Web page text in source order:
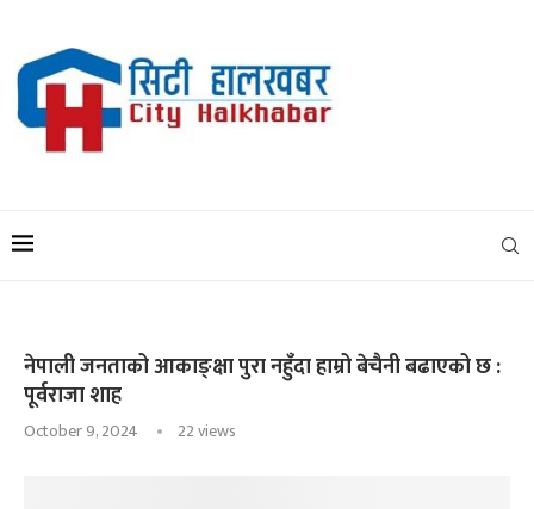
नेपाली जनताको आकाङ्क्षा पुरा नहुँदा हाम्रो बेचैनी बढाएको छ :
पूर्वराजा शाह
October 9, 2024 22views